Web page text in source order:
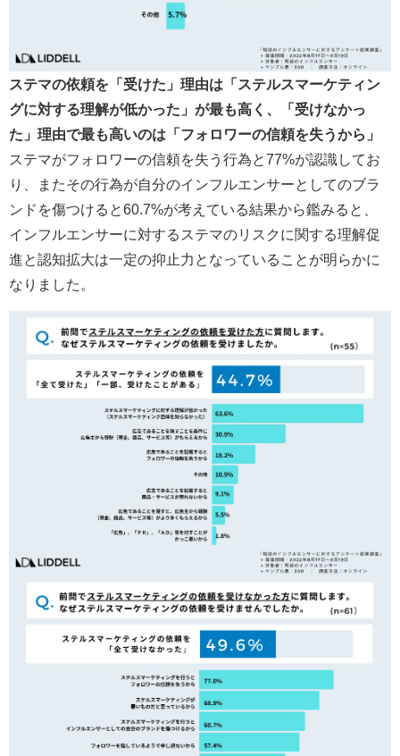
ステマの依頼を 「受けた」 理由は「ステルスマーケティン
グに対する理解が低かった」 が最も高く、
「受けなかっ
た」理由で最も高いのは「フォロワーの信頼を失うから」
ステマがフォロワーの信頼を失う行為と77%が認識してお
り、またその行為が自分のインフルエンサーとしてのブラ
ンドを傷つけると60.7%が考えている結果から鑑みると、
インフルエンサーに対するステマのリスクに関する理解促
進と認知拡大は一定の抑止力となっていることが明らかに
なりました。